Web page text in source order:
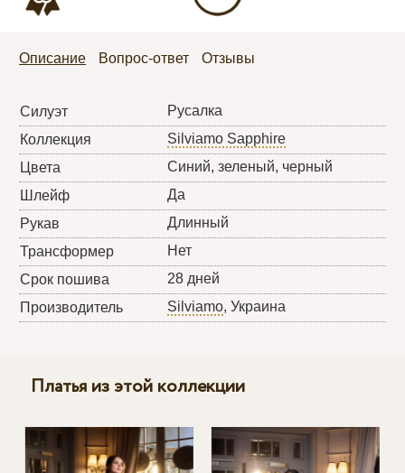
Описание Вопрос-ответ Отзывы
Силуэт
Русалка
Коллекция
Silviamo Sapphire
Цвета
Синий, зеленый, черный
Шлейф
Да
Рукав
Длинный
Трансформер
Нет
Срок пошива
28 дней
Производитель
Silviamo, Украина
Платья из этой коллекции